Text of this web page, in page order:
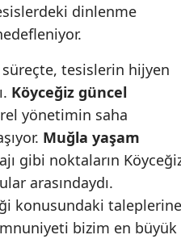
dinlenme
tesislerin hijyen
Köyceğiz güncel
yönetimin saha
Muğla yaşam
gibi noktaların
arasındaydı.
konusundaki taleplerine
bizim en büyük